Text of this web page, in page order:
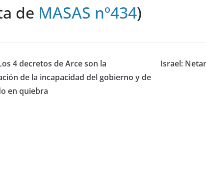
de MASAS nº434)
4 decretos de Arce son la
de la incapacidad del gobierno y de
en quiebra
Israel: